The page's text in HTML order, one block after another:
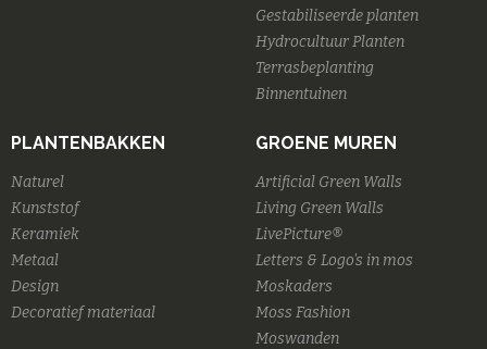
Gestabiliseerde planten
Hydrocultuur Planten
Terrasbeplanting
Binnentuinen
PLANTENBAKKEN
Naturel
Kunststof
Keramiek
Metaal
Design
Decoratief materiaal
GROENE MUREN
Artificial Green Walls
Living Green Walls
LivePicture®
Letters & Logo's in mos
Moskaders
Moss Fashion
Moswanden